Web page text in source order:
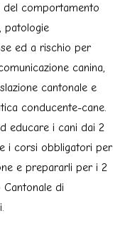
del comportamento
patologie
ed a rischio per
canina,
cantonale e
conducente-cane.
educare i cani dai 2
i corsi obbligatori per
e prepararli per i 2
Cantonale di